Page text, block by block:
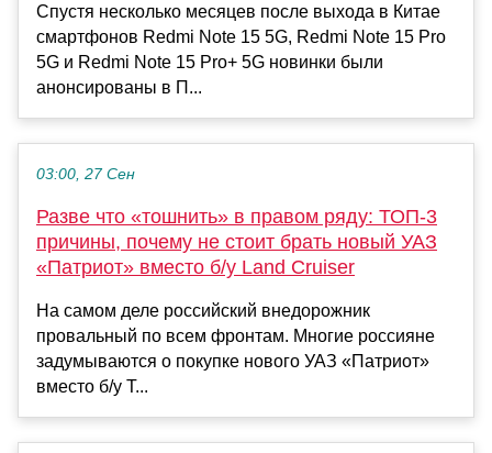
Спустя несколько месяцев после выхода в Китае
смартфонов Redmi Note 15 5G, Redmi Note 15 Pro
5G и Redmi Note 15 Pro+ 5G новинки были
анонсированы в П...
03:00, 27 Сен
Разве что «тошнить» в правом ряду: ТОП-3
причины, почему не стоит брать новый УАЗ
«Патриот» вместо б/у Land Cruiser
На самом деле российский внедорожник
провальный по всем фронтам. Многие россияне
задумываются о покупке нового УАЗ «Патриот»
вместо б/у T...